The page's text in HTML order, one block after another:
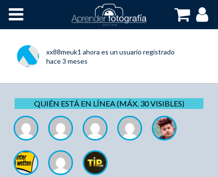
Cursos OnLine
xx88meuk1 ahora es un usuario registrado
hace 3 meses
QUIÉN ESTÁ EN LÍNEA (MÁX. 30 VISIBLES)